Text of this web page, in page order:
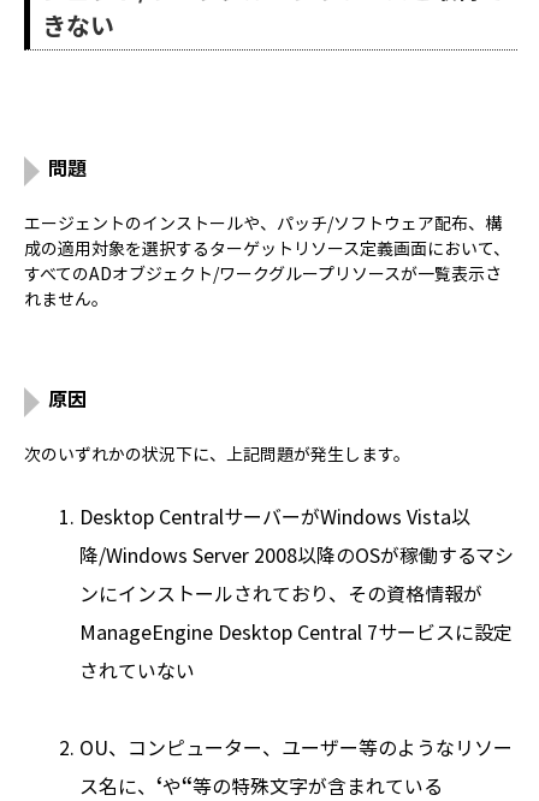
きない
問題
エージェントのインストールや、パッチ/ソフトウェア配布、構
成の適用対象を選択するターゲットリソース定義画面において、
すべてのADオブジェクト/ワークグループリソースが一覧表示さ
れません。
原因
次のいずれかの状況下に、上記問題が発生します。
Desktop CentralサーバーがWindows Vista以
降/Windows Server 2008以降のOSが稼働するマシ
ンにインストールされており、その資格情報が
ManageEngine Desktop Central 7サービスに設定
されていない
OU、コンピューター、ユーザー等のようなリソー
ス名に、 ‘や“等の特殊文字が含まれている